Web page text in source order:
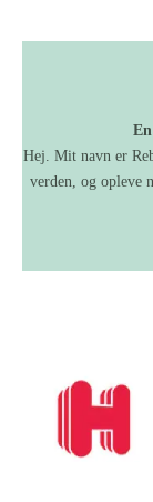
Hej. Mit navn er
verden, og opleve